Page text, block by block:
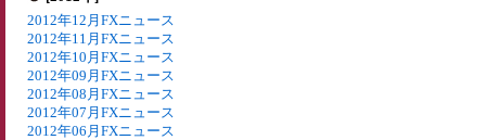
2012年12月FXニュース
2012年11月FXニュース
2012年10月FXニュース
2012年09月FXニュース
2012年08月FXニュース
2012年07月FXニュース
2012年06月FXニュース